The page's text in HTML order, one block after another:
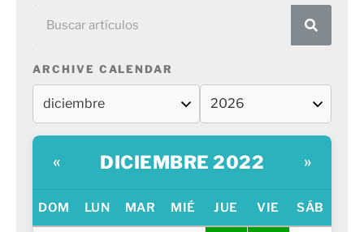
ARCHIVE CALENDAR
« DICIEMBRE 2022 »
DOM LUN MAR MIÉ JUE VIE SÁB